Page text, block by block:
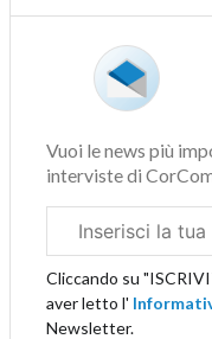
Vuoi le news più
interviste di
aziendale
Cliccando su
aver letto l'
Newsletter.